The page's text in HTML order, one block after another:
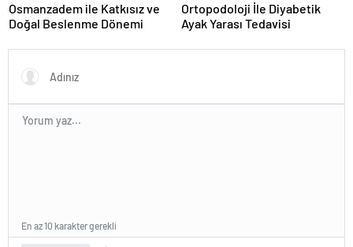
Osmanzadem ile Katkısız ve
Doğal Beslenme Dönemi
Ortopodoloji İle Diyabetik
Ayak Yarası Tedavisi
En az 10 karakter gerekli